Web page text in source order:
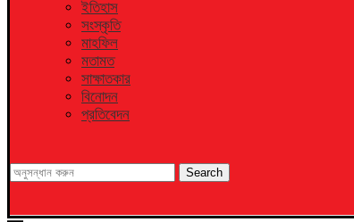
ইতিহাস
সংস্কৃতি
মাহফিল
মতামত
সাক্ষাতকার
বিনোদন
প্রতিবেদন
Search